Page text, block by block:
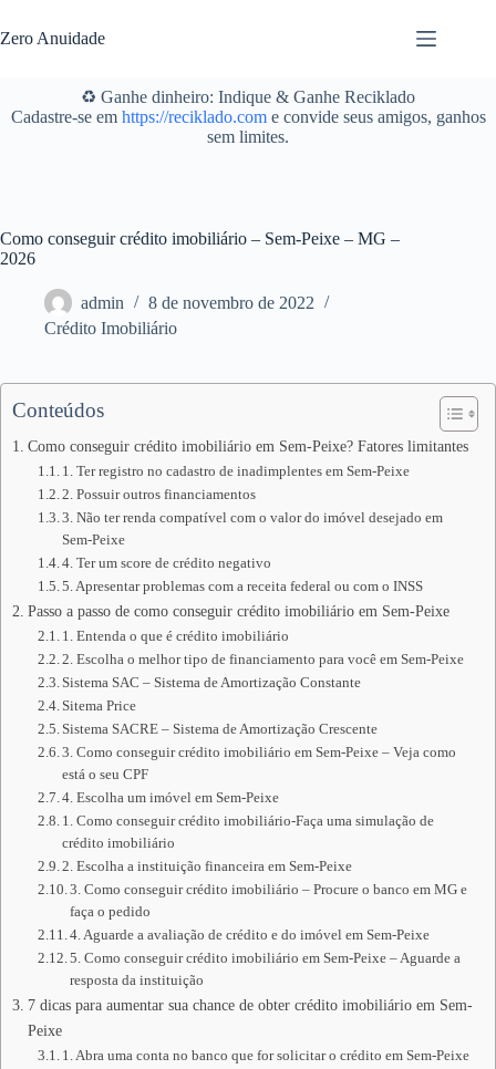
para
o
Zero Anuidade
♻️ Ganhe dinheiro: Indique & Ganhe Reciklado
Cadastre-se em https://reciklado.come convide seus amigos, ganhos
sem limites.
Como conseguir crédito imobiliário – Sem-Peixe – MG –
2026
admin
8 de novembro de 2022
Crédito Imobiliário
Conteúdos
Como conseguir crédito imobiliário em Sem-Peixe? Fatores limitantes
1. Ter registro no cadastro de inadimplentes em Sem-Peixe
2. Possuir outros financiamentos
3. Não ter renda compatível com o valor do imóvel desejado em
Sem-Peixe
4. Ter um score de crédito negativo
5. Apresentar problemas com a receita federal ou com o INSS
Passo a passo de como conseguir crédito imobiliário em Sem-Peixe
1. Entenda o que é crédito imobiliário
2. Escolha o melhor tipo de financiamento para você em Sem-Peixe
Sistema SAC – Sistema de Amortização Constante
Sitema Price
Sistema SACRE – Sistema de Amortização Crescente
3. Como conseguir crédito imobiliário em Sem-Peixe – Veja como
está o seu CPF
4. Escolha um imóvel em Sem-Peixe
1. Como conseguir crédito imobiliário-Faça uma simulação de
crédito imobiliário
2. Escolha a instituição financeira em Sem-Peixe
3. Como conseguir crédito imobiliário – Procure o banco em MG e
faça o pedido
4. Aguarde a avaliação de crédito e do imóvel em Sem-Peixe
5. Como conseguir crédito imobiliário em Sem-Peixe – Aguarde a
resposta da instituição
7 dicas para aumentar sua chance de obter crédito imobiliário em Sem-
Peixe
1. Abra uma conta no banco que for solicitar o crédito em Sem-Peixe